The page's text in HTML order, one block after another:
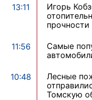
13:11
Игорь
прочности
11:56
Самые
10:48
Лесные
Томскую